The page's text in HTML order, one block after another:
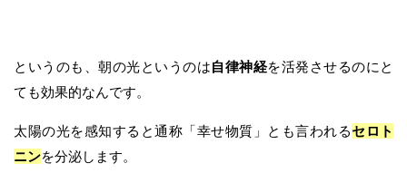
というのも、朝の光というのは自律神経を活発させるのにと
ても効果的なんです。
太陽の光を感知すると通称「幸せ物質」とも言われるセロト
ニンを分泌します。